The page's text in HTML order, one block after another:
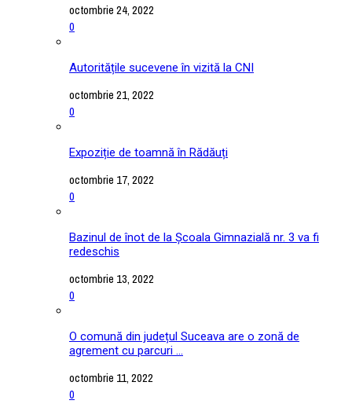
octombrie 24, 2022
0
Autoritățile sucevene în vizită la CNI
octombrie 21, 2022
0
Expoziție de toamnă în Rădăuți
octombrie 17, 2022
0
Bazinul de înot de la Școala Gimnazială nr. 3 va fi
redeschis
octombrie 13, 2022
0
O comună din județul Suceava are o zonă de
agrement cu parcuri ...
octombrie 11, 2022
0